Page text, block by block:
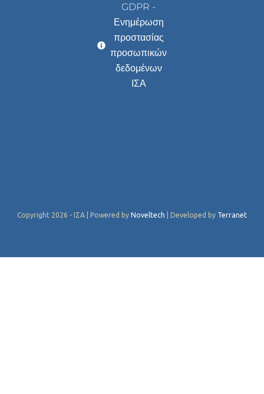
GDPR -
Ενημέρωση
προστασίας
προσωπικών
δεδομένων
ΙΣΑ
Copyright 2026 - ΙΣΑ | Powered by Noveltech | Developed by Terranet